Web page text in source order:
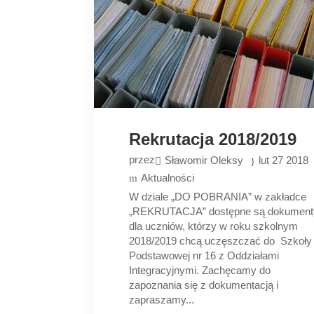
Rekrutacja 2018/2019
przez Sławomir Oleksy
lut 27 2018
Aktualności
W dziale „DO POBRANIA” w zakładce
„REKRUTACJA” dostępne są
dla uczniów, którzy w roku szkolnym
2018/2019 chcą uczęszczać do Szkoły
Podstawowej nr 16 z Oddziałami
Integracyjnymi. Zachęcamy do
zapoznania się z dokumentacją i
zapraszamy...